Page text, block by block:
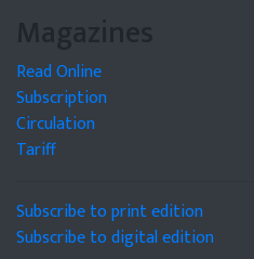
Magazines
Read Online
Subscription
Circulation
Tariff
Subscribe to print edition
Subscribe to digital edition